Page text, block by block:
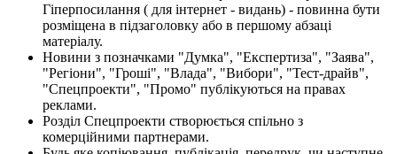
Гіперпосилання ( для інтернет - видань) - повинна бути
розміщена в підзаголовку або в першому абзаці
матеріалу.
Новини з позначками "Думка", "Експертиза", "Заява",
"Регіони", "Гроші", "Влада", "Вибори", "Тест-драйв",
"Спецпроекти", "Промо" публікуються на правах
реклами.
Розділ Спецпроекти створюється спільно з
комерційними партнерами.